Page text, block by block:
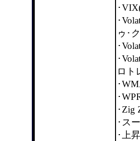
･
･
ゥ･
･
･
ロト
･
･
･Zig
･ス
･上